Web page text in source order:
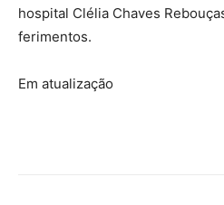
hospital Clélia Chaves
ferimentos.
Em atualização